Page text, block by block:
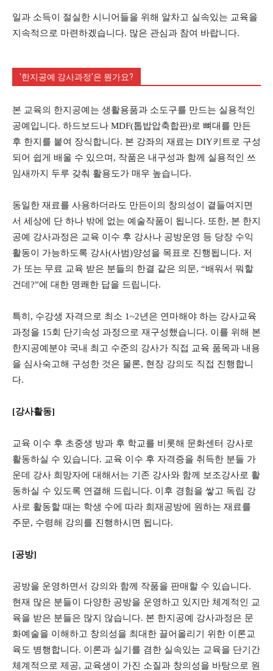
일과 소득이 절실한 시니어들을 위해 알차고 실속있는 교육을
지속적으로 마련하겠습니다. 많은 관심과 참여 바랍니다.
'한지공예 강사과정'은 뭔가요?
본 교육의 한지공예는 생활용품과 소도구를 만드는 실용적인
공예입니다. 하드보드나 MDF(톱밥압축합판)로 뼈대를 만든
후 한지를 붙여 장식합니다. 본 강좌의 재료는 DIY키트로 구성
되어 쉽게 배울 수 있으며, 작품은 내구성과 함께 실용적인 쓰
임새까지 두루 갖춰 활용도가 매우 높습니다.
동일한 재료를 사용하더라도 만든이의 창의성이 곁들여지면
서 세상에 단 하나 밖에 없는 예술작품이 됩니다. 또한, 본 한지
공예 강사과정은 교육 이수 후 강사나 공방운영 등 당장 수익
활동이 가능하도록 강사(사범)양성을 목표로 진행됩니다. 저
가 또는 무료 교육 받은 분들의 한결 같은 의문, “배워서 뭐할
건데?”에 대한 명쾌한 답을 드립니다.
특히, 수강생 자격으로 최소 1~2년은 연마해야 하는 강사교육
과정을 15회 단기속성 과정으로 재구성했습니다. 이를 위해 본
한지공예분야 국내 최고 수준의 강사가 직접 교육 품목과 내용
을 심사숙고해 구성한 것은 물론, 현장 강의도 직접 진행합니
다.
[강사활동]
교육 이수 후 초중생 방과 후 학교를 비롯해 문화센터 강사로
활동하실 수 있습니다. 교육 이수 후 자격증을 취득한 분들 가
운데 강사 희망자에 대해서는 기존 강사와 함께 보조강사로 활
동하실 수 있도록 연결해 드립니다. 이후 경험을 쌓고 독립 강
사로 활동할 때는 학생 수에 따라 희재공방에 원하는 재료를
주문, 수령해 강의를 진행하시면 됩니다.
[공방]
공방을 운영하면서 강의와 함께 작품을 판매할 수 있습니다.
현재 많은 분들이 다양한 공방을 운영하고 있지만 체계적인 교
육을 받은 분들은 많지 않습니다. 본 한지공예 강사과정은 문
화예술을 이해하고 창의성을 최대한 끌어올리기 위한 이론교
육도 병행합니다. 이론과 실기를 겸한 실속있는 교육을 단기간
체계적으로 제공, 교육생이 가진 소질과 창의성을 바탕으로 원